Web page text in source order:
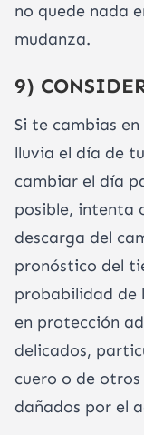
no quede nada
mudanza.
9)
Si te cambias
lluvia el día de
cambiar el día
posible, intenta
descarga del
pronóstico del
probabilidad de
en protección
delicados,
cuero o de
dañados por el